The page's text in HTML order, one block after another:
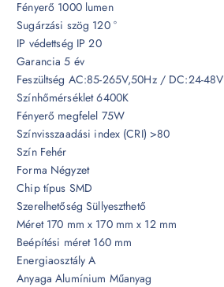
Fényerő 1000 lumen
Sugárzási szög 120 °
IP védettség IP 20
Garancia 5 év
Feszültség AC:85-265V,50Hz / DC:24-48V
Színhőmérséklet 6400K
Fényerő megfelel 75W
Színvisszaadási index (CRI) >80
Szín Fehér
Forma Négyzet
Chip típus SMD
Szerelhetőség Süllyeszthető
Méret 170 mm x 170 mm x 12 mm
Beépítési méret 160 mm
Energiaosztály A
Anyaga Alumínium Műanyag